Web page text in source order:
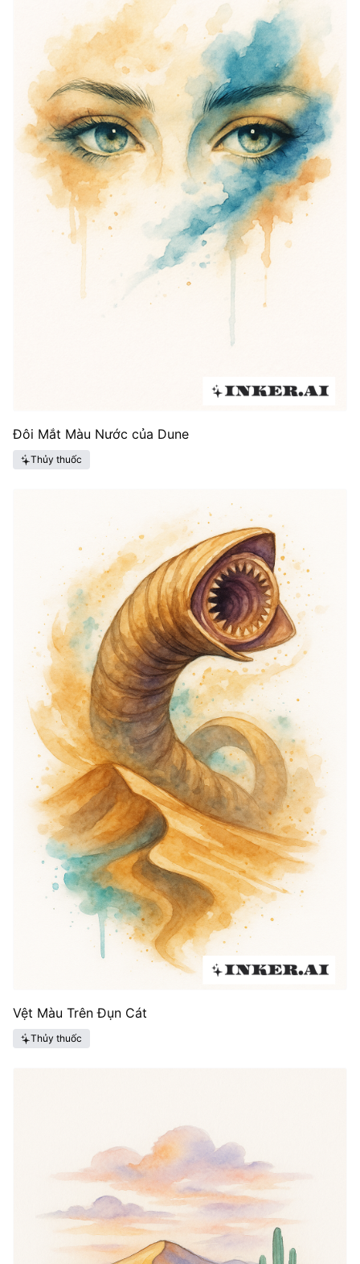
Đôi Mắt Màu Nước của Dune
Thủy thuốc
Vệt Màu Trên Đụn Cát
Thủy thuốc